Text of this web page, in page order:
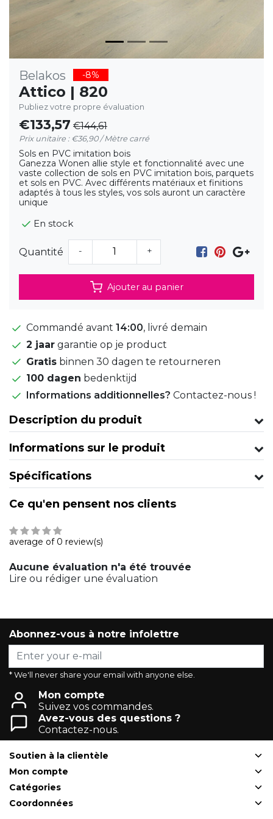
Belakos -8%
Attico | 820
Publiez votre propre évaluation
€133,57 €144,61
Prix unitaire : €36,90 / Mètre carré
Sols en PVC imitation bois
Ganezza Wonen allie style et fonctionnalité avec une
vaste collection de sols en PVC imitation bois, parquets
et sols en PVC. Avec différents matériaux et finitions
adaptés à tous les styles, vos sols auront un caractère
unique
En stock
Quantité - +
Ajouter au panier
Commandé avant 14:00, livré demain
2 jaar garantie op je product
Gratis binnen 30 dagen te retourneren
100 dagen bedenktijd
Informations additionnelles? Contactez-nous !
Description du produit
Informations sur le produit
Spécifications
Ce qu'en pensent nos clients
average of 0 review(s)
Aucune évaluation n'a été trouvée
Lire ou rédiger une évaluation
Abonnez-vous à notre infolettre
* We'll never share your email with anyone else.
Mon compte
Suivez vos commandes.
Avez-vous des questions ?
Contactez-nous.
Soutien à la clientèle
Mon compte
Catégories
Coordonnées